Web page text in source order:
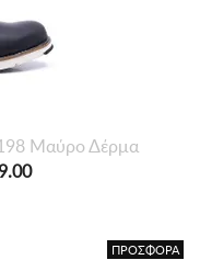
Μαύρο Δέρμα
ΠΡΟΣΦΟΡΑ